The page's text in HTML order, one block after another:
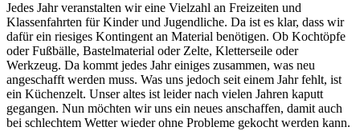
Jedes Jahr veranstalten wir eine Vielzahl an Freizeiten und
Klassenfahrten für Kinder und Jugendliche. Da ist es klar, dass wir
dafür ein riesiges Kontingent an Material benötigen. Ob Kochtöpfe
oder Fußbälle, Bastelmaterial oder Zelte, Kletterseile oder
Werkzeug. Da kommt jedes Jahr einiges zusammen, was neu
angeschafft werden muss. Was uns jedoch seit einem Jahr fehlt, ist
ein Küchenzelt. Unser altes ist leider nach vielen Jahren kaputt
gegangen. Nun möchten wir uns ein neues anschaffen, damit auch
bei schlechtem Wetter wieder ohne Probleme gekocht werden kann.